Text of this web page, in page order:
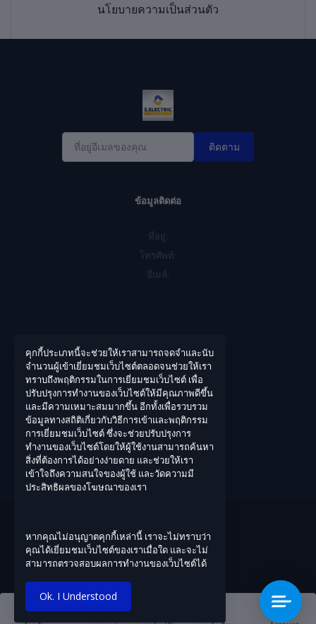
นโยบายความเป็นส่วนตัว
ติดตาม
ข้อมูลติดต่อ
ที่อยู่:
โทรศัพท์:
อีเมล์:
บัญชีของฉัน
เข้าสู่ระบบ
ประวัติการสั่งซื้อ
สิ่งที่อยากได้ของฉัน
ติดตามการสั่งซื้อ
คุกกี้ประเภทนี้จะช่วยให้เราสามารถจดจำและนับ
จำนวนผู้เข้าเยี่ยมชมเว็บไซต์ตลอดจนช่วยให้เรา
ทราบถึงพฤติกรรมในการเยี่ยมชมเว็บไซต์ เพื่อ
ปรับปรุงการทำงานของเว็บไซต์ให้มีคุณภาพดีขึ้น
และมีความเหมาะสมมากขึ้น อีกทั้งเพื่อรวบรวม
ข้อมูลทางสถิติเกี่ยวกับวิธีการเข้าและพฤติกรรม
การเยี่ยมชมเว็บไซต์ ซึ่งจะช่วยปรับปรุงการ
ทำงานของเว็บไซต์โดยให้ผู้ใช้งานสามารถค้นหา
สิ่งที่ต้องการได้อย่างง่ายดาย และช่วยให้เรา
เข้าใจถึงความสนใจของผู้ใช้ และวัดความมี
ประสิทธิผลของโฆษณาของเรา
หากคุณไม่อนุญาตคุกกี้เหล่านี้ เราจะไม่ทราบว่า
คุณได้เยี่ยมชมเว็บไซต์ของเราเมื่อใด และจะไม่
สามารถตรวจสอบผลการทำงานของเว็บไซต์ได้
Ok. I Understood